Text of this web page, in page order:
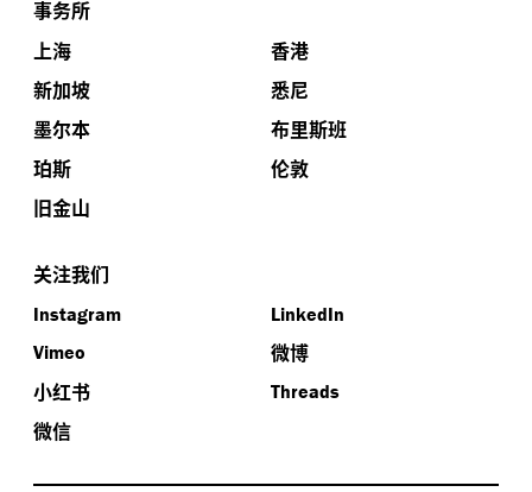
事务所
上海
香港
新加坡
悉尼
墨尔本
布里斯班
珀斯
伦敦
旧金山
关注我们
Instagram
LinkedIn
Vimeo
微博
小红书
Threads
微信